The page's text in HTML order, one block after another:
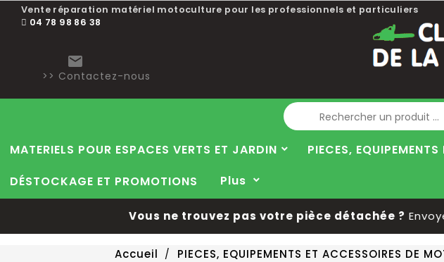
Vente réparation matériel motoculture pour les professionnels et particuliers
04 78 98 86 38

>> Contactez-nous
MATERIELS POUR ESPACES VERTS ET JARDIN PIECES,
DÉSTOCKAGE ET PROMOTIONS
Plus
Vous ne trouvez pas votre pièce détachée ?Envoyez
Accueil PIECES, EQUIPEMENTS ET ACCESSOIRES DE